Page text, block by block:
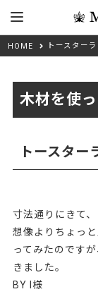
HOME トースター
木材を使
トースター
寸法通りにきて
想像よりちょっ
ってみたのです
きました。
BY I様